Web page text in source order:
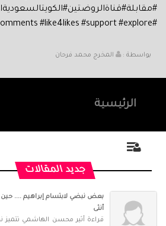
#interviews #girlsday #beautiful #journalists #tvshows #hastag #comments #like4likes #support #explore
بواسطة :
المخرج محمد فرحان
الرئيسية
جديد المقالات
بعض نبضي لابتسام إبراهيم ....
أنثى
قراءة أثير محسن الهاشمي